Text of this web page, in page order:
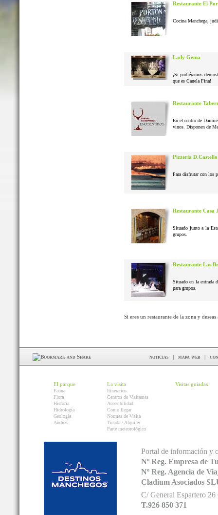
Restaurante El
Cocina Manchega,
Lady Gema
¡Si pudiéramos
que es Canela Fina!
Restaurante
En el centro de
vinos. Disponen de
Pizzería D.Castello
Para disfrutar con los
Restaurante Casa
Situado junto a la
grupos.
Restaurante Las
Situado en la entrada
para grupos.
Si eres un restaurante de la zona y
noticias | mapa web |
El parque
Fauna
Flora
Historia
Hidrología
Geología
Audios
La visita
Itinerarios
Centros de Visitantes
Accesibilidad
Como llegar
Normas de Visita
Tienda / Alquiler
Parte meteorológico
Visitas guiadas
Portal de información y
Nº Reg. Empresa de
Nº Reg. Agencia de
Cladium Asociados
C/ General Espartero
T.926 850 371